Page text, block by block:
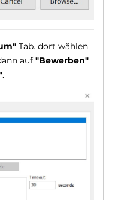
Tab. dort wählen
auf "Bewerben"
.